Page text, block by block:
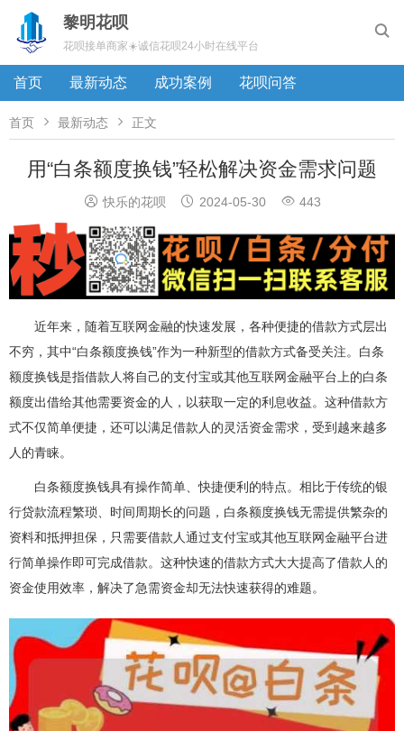

黎明花呗
花呗接单商家☀️诚信花呗24小时在线平台
首页 最新动态 成功案例 花呗问答
首页  最新动态  正文
用“白条额度换钱”轻松解决资金需求问题
 快乐的花呗  2024-05-30  443
近年来，随着互联网金融的快速发展，各种便捷的借款方式层出
不穷，其中“白条额度换钱”作为一种新型的借款方式备受关注。白条
额度换钱是指借款人将自己的支付宝或其他互联网金融平台上的白条
额度出借给其他需要资金的人，以获取一定的利息收益。这种借款方
式不仅简单便捷，还可以满足借款人的灵活资金需求，受到越来越多
人的青睐。
白条额度换钱具有操作简单、快捷便利的特点。相比于传统的银
行贷款流程繁琐、时间周期长的问题，白条额度换钱无需提供繁杂的
资料和抵押担保，只需要借款人通过支付宝或其他互联网金融平台进
行简单操作即可完成借款。这种快速的借款方式大大提高了借款人的
资金使用效率，解决了急需资金却无法快速获得的难题。